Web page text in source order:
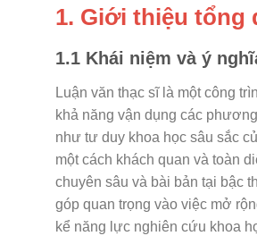
1. Giới thiệu tổng
1.1 Khái niệm và ý
Luận văn thạc sĩ là một công
khả năng vận dụng các
như tư duy khoa học sâu sắc
một cách khách quan và toàn
chuyên sâu và bài bản tại bậc
góp quan trọng vào việc mở
kể năng lực nghiên cứu khoa